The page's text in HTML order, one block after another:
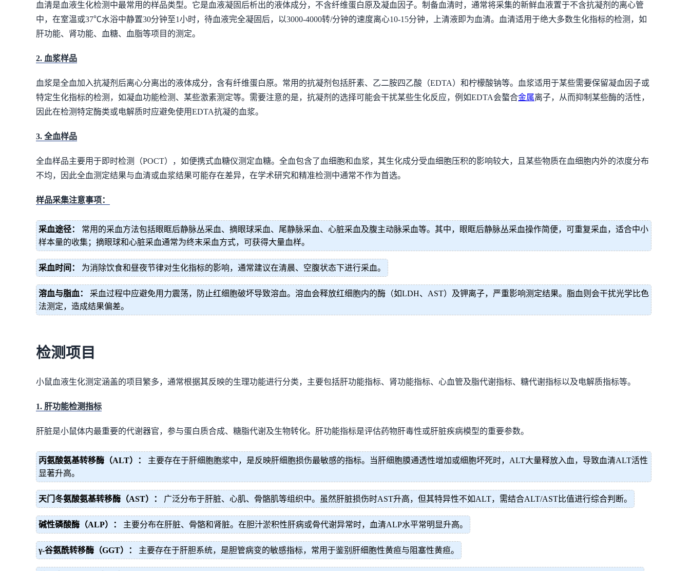
血清是血液生化检测中最常用的样品类型。它是血液凝固后析出的液体成分，不含纤维蛋白原及凝血因子。制备血清时，通常将采集的新鲜血液置于不含抗凝剂的离心管
中，在室温或37℃水浴中静置30分钟至1小时，待血液完全凝固后，以3000-4000转/分钟的速度离心10-15分钟，上清液即为血清。血清适用于绝大多数生化指标的检测，如
肝功能、肾功能、血糖、血脂等项目的测定。
2. 血浆样品
血浆是全血加入抗凝剂后离心分离出的液体成分，含有纤维蛋白原。常用的抗凝剂包括肝素、乙二胺四乙酸（EDTA）和柠檬酸钠等。血浆适用于某些需要保留凝血因子或
特定生化指标的检测，如凝血功能检测、某些激素测定等。需要注意的是，抗凝剂的选择可能会干扰某些生化反应，例如EDTA会螯合金属离子，从而抑制某些酶的活性，
因此在检测特定酶类或电解质时应避免使用EDTA抗凝的血浆。
3. 全血样品
全血样品主要用于即时检测（POCT），如便携式血糖仪测定血糖。全血包含了血细胞和血浆，其生化成分受血细胞压积的影响较大，且某些物质在血细胞内外的浓度分布
不均，因此全血测定结果与血清或血浆结果可能存在差异，在学术研究和精准检测中通常不作为首选。
样品采集注意事项：
采血途径：
常用的采血方法包括眼眶后静脉丛采血、摘眼球采血、尾静脉采血、心脏采血及腹主动脉采血等。其中，眼眶后静脉丛采血操作简便，可重复采血，适合中小
样本量的收集；摘眼球和心脏采血通常为终末采血方式，可获得大量血样。
采血时间： 为消除饮食和昼夜节律对生化指标的影响，通常建议在清晨、空腹状态下进行采血。
溶血与脂血：
采血过程中应避免用力震荡，防止红细胞破坏导致溶血。溶血会释放红细胞内的酶（如LDH、AST）及钾离子，严重影响测定结果。脂血则会干扰光学比色
法测定，造成结果偏差。
检测项目
小鼠血液生化测定涵盖的项目繁多，通常根据其反映的生理功能进行分类，主要包括肝功能指标、肾功能指标、心血管及脂代谢指标、糖代谢指标以及电解质指标等。
1. 肝功能检测指标
肝脏是小鼠体内最重要的代谢器官，参与蛋白质合成、糖脂代谢及生物转化。肝功能指标是评估药物肝毒性或肝脏疾病模型的重要参数。
丙氨酸氨基转移酶（ALT）：
主要存在于肝细胞胞浆中，是反映肝细胞损伤最敏感的指标。当肝细胞膜通透性增加或细胞坏死时，ALT大量释放入血，导致血清ALT活性
显著升高。
天门冬氨酸氨基转移酶（AST）： 广泛分布于肝脏、心肌、骨骼肌等组织中。虽然肝脏损伤时AST升高，但其特异性不如ALT，需结合ALT/AST比值进行综合判断。
碱性磷酸酶（ALP）： 主要分布在肝脏、骨骼和肾脏。在胆汁淤积性肝病或骨代谢异常时，血清ALP水平常明显升高。
γ-谷氨酰转移酶（GGT）： 主要存在于肝胆系统，是胆管病变的敏感指标，常用于鉴别肝细胞性黄疸与阻塞性黄疸。